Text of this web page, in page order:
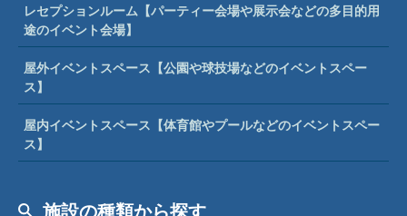
レセプションルーム【パーティー会場や展示会などの多目的用
途のイベント会場】
屋外イベントスペース【公園や球技場などのイベントスペー
ス】
屋内イベントスペース【体育館やプールなどのイベントスペー
ス】
施設の種類から探す